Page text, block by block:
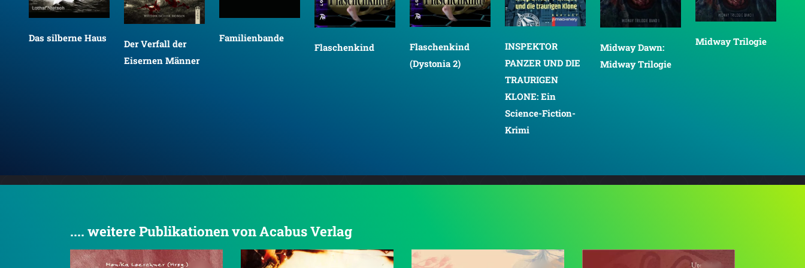
Das silberne Haus
Der Verfall der
Eisernen Männer
Familienbande
Flaschenkind
Flaschenkind
(Dystonia 2)
INSPEKTOR
PANZER UND DIE
TRAURIGEN
KLONE: Ein
Science-Fiction-
Krimi
Midway Dawn:
Midway Trilogie
Midway Trilogie
.... weitere Publikationen von Acabus Verlag